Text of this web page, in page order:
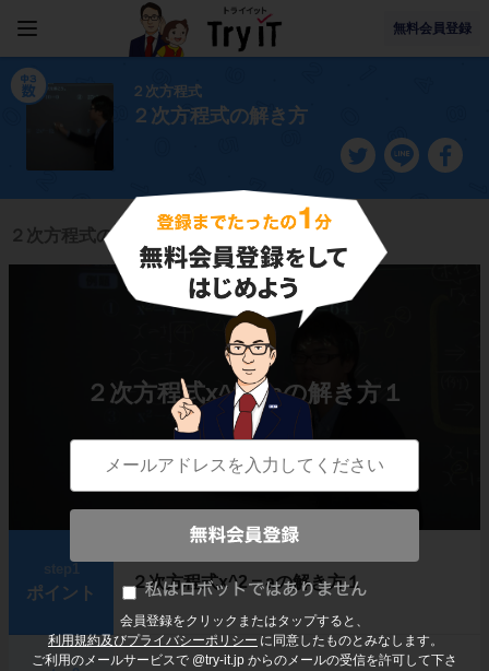
無料会員登録
会員登録をクリックまたはタップすると、
利用規約及びプライバシーポリシー に同意したものとみなします。
ご利用のメールサービスで @try-it.jp からのメールの受信を許可して下さ
２次方程式
２次方程式の解き方
２次方程式の解き方に関連する授業一覧
２次方程式x^2＝aの解き方１
ポイント
２次方程式x^2＝aの解き方１